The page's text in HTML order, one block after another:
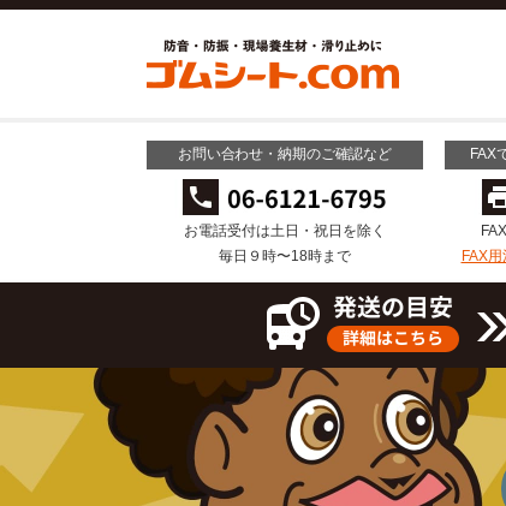
お問い合わせ・納期のご確認など
お電話受付は土日・祝日を除く
毎日９時〜18時まで
FAX
FAX